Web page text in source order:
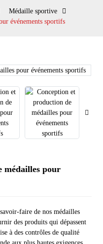
Médaille sportive
événements sportifs
médailles pour
faire de nos médailles
des produits qui dépassent
à des contrôles de qualité